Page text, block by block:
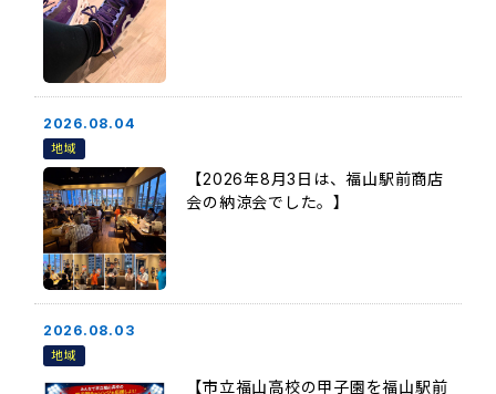
2026.08.04
地域
【2026年8月3日は、福山駅前商店
会の納涼会でした。】
2026.08.03
地域
【市立福山高校の甲子園を福山駅前